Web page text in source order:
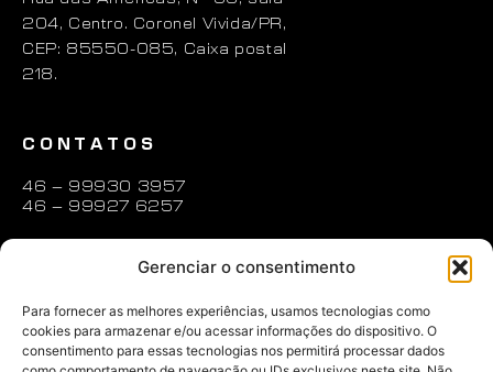
Gerenciar o consentimento
Para fornecer as melhores experiências, usamos tecnologias como
cookies para armazenar e/ou acessar informações do dispositivo. O
consentimento para essas tecnologias nos permitirá processar dados
204, Centro. Coronel Vivida/PR,
CEP: 85550-085, Caixa postal
218.
CONTATOS
46 – 99930 3957
46 – 99927 6257
REDES SOCIAIS